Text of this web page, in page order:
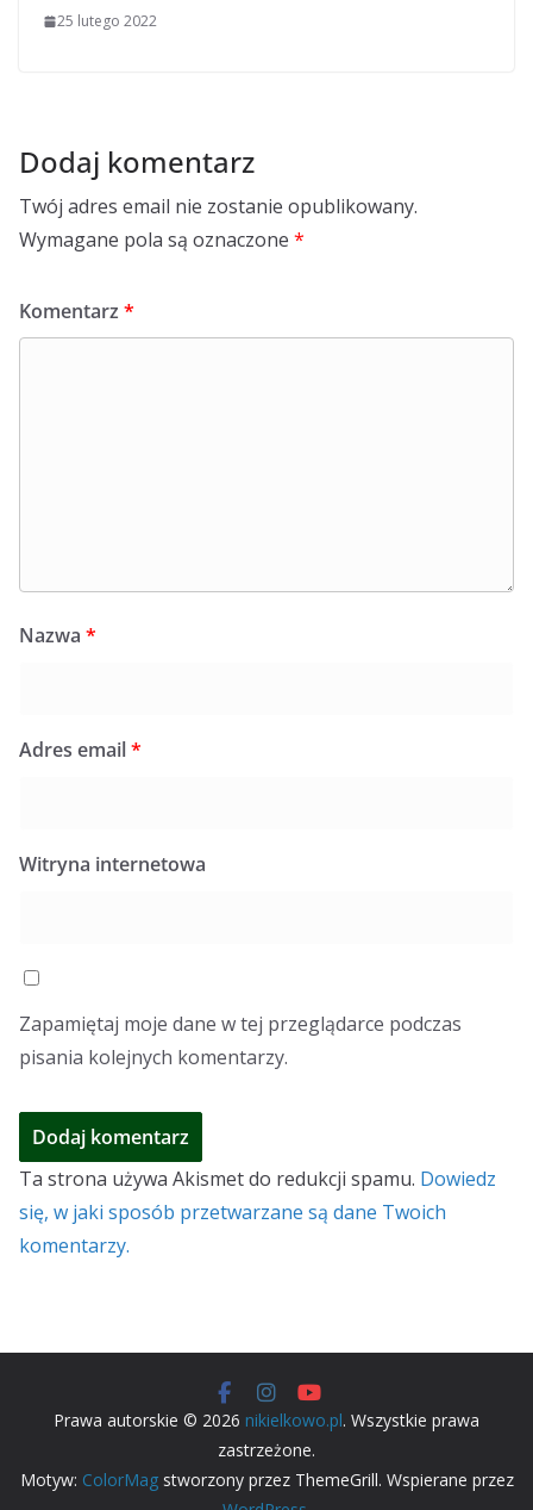
25 lutego 2022
Dodaj komentarz
Twój adres email nie zostanie opublikowany.
Wymagane pola są oznaczone *
Komentarz *
Nazwa *
Adres email*
Witryna internetowa
Zapamiętaj moje dane w tej przeglądarce podczas
pisania kolejnych komentarzy.
Ta strona używa Akismet do redukcji spamu. Dowiedz
się, w jaki sposób przetwarzane są dane Twoich
komentarzy.
Prawa autorskie © 2026 nikielkowo.pl. Wszystkie prawa
zastrzeżone.
Motyw: ColorMagstworzony przez ThemeGrill. Wspierane przez